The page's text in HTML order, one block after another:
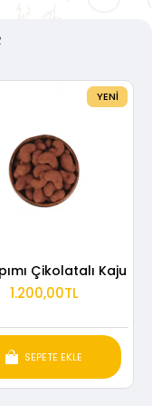
YENI
Çikolatalı Kaju
1.200,00TL
SEPETE EKLE